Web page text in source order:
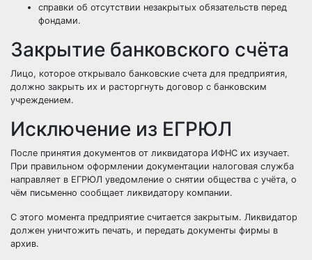
справки об отсутствии незакрытых обязательств перед
фондами.
Закрытие банковского счёта
Лицо, которое открывало банковские счета для предприятия,
должно закрыть их и расторгнуть договор с банковским
учреждением.
Исключение из ЕГРЮЛ
После принятия документов от ликвидатора ИФНС их изучает.
При правильном оформлении документации налоговая служба
направляет в ЕГРЮЛ уведомление о снятии общества с учёта, о
чём письменно сообщает ликвидатору компании.
С этого момента предприятие считается закрытым. Ликвидатор
должен уничтожить печать, и передать документы фирмы в
архив.